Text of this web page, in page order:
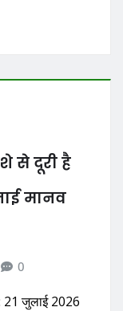
से दूरी है
मानव
0
जुलाई 2026